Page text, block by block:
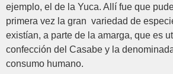
ejemplo, el de la Yuca. Allí fue que
primera vez la gran variedad de
existían, a parte de la amarga, que es
confección del Casabe y la
consumo humano.